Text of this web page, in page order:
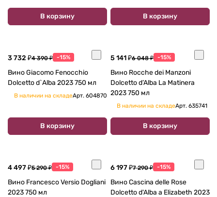
В корзину В корзину
3 732 ₽4 390 ₽ -15%
Вино Giacomo Fenocchio
Dolcetto d`Alba 2023 750 мл
В наличии на складеАрт. 604870
В корзину
5 141 ₽6 048 ₽ -15%
Вино Rocche dei Manzoni
Dolcetto d’Alba La Matinera
2023 750 мл
В наличии на складеАрт. 635741
В корзину
4 497 ₽5 290 ₽ -15%
Вино Francesco Versio Dogliani
2023 750 мл
6 197 ₽7 290 ₽ -15%
Вино Cascina delle Rose
Dolcetto d'Alba a Elizabeth 2023